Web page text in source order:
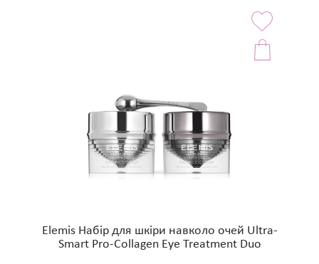
Elemis Набір для шкіри навколо очей Ultra-
Smart Pro-Collagen Eye Treatment Duo